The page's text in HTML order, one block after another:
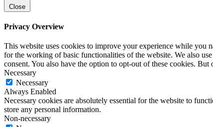
Close
Privacy Overview
This website uses cookies to improve your experience while you
for the working of basic functionalities of the website. We also
consent. You also have the option to opt-out of these cookies.
Necessary
Necessary
Always Enabled
Necessary cookies are absolutely essential for the website to
store any personal information.
Non-necessary